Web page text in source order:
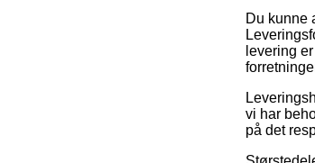
Du kunne
levering
vi har
på det